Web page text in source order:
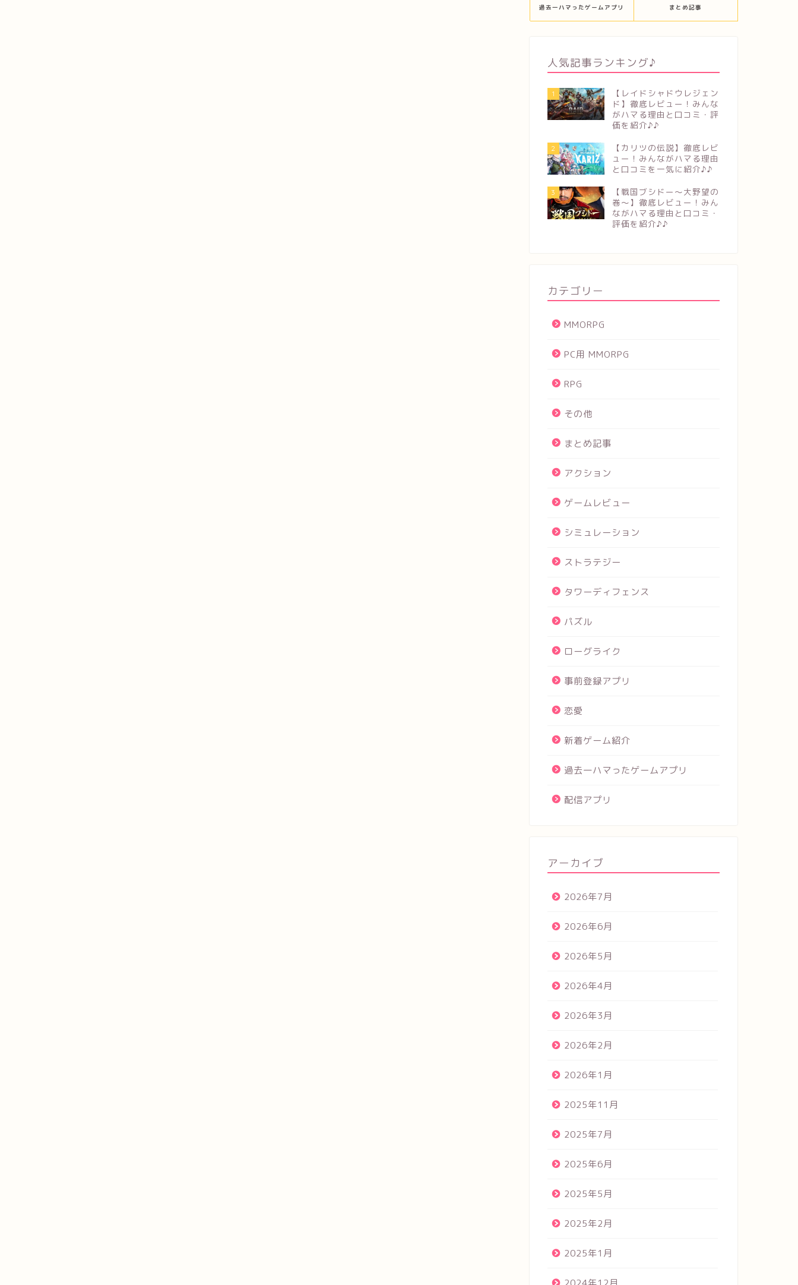
過去一ハマったゲームアプリ まとめ記事
人気記事ランキング♪
1
【レイドシャドウレジェン
ド】徹底レビュー！みんな
がハマる理由と口コミ・評
価を紹介♪♪
2
【カリツの伝説】徹底レビ
ュー！みんながハマる理由
と口コミを一気に紹介♪♪
3
【戦国ブシドー〜大野望の
巻〜】徹底レビュー！みん
ながハマる理由と口コミ・
評価を紹介♪♪
カテゴリー
MMORPG
PC用 MMORPG
RPG
その他
まとめ記事
アクション
ゲームレビュー
シミュレーション
ストラテジー
タワーディフェンス
パズル
ローグライク
事前登録アプリ
恋愛
新着ゲーム紹介
過去一ハマったゲームアプリ
配信アプリ
アーカイブ
2026年7月
2026年6月
2026年5月
2026年4月
2026年3月
2026年2月
2026年1月
2025年11月
2025年7月
2025年6月
2025年5月
2025年2月
2025年1月